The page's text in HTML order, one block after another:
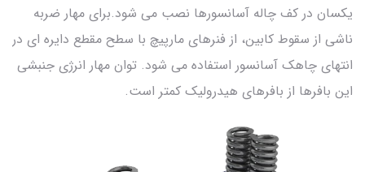
یکسان در کف چاله آسانسورها نصب می شود.برای مهار ضربه
ناشی از سقوط کابین، از فنرهای مارپیچ با سطح مقطع دایره ای در
انتهای چاهک آسانسور استفاده می شود. توان مهار انرژی جنبشی
این بافرها از بافرهای هیدرولیک کمتر است.